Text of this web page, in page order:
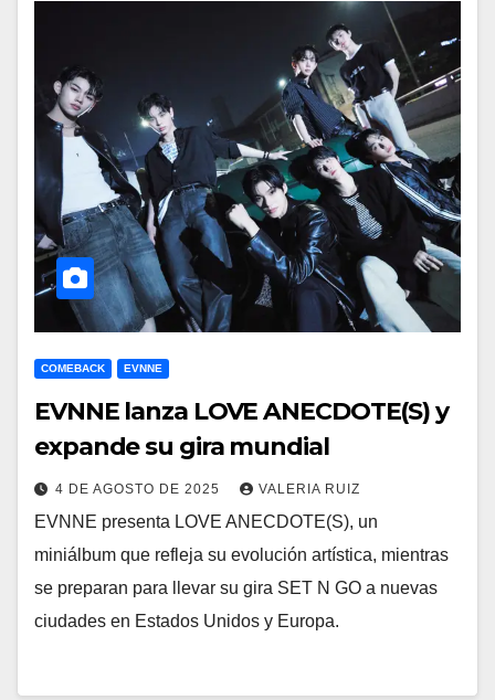
COMEBACK EVNNE
EVNNE lanza LOVE ANECDOTE(S) y
expande su gira mundial
4 DE AGOSTO DE 2025 VALERIA RUIZ
EVNNE presenta LOVE ANECDOTE(S), un
miniálbum que refleja su evolución artística, mientras
se preparan para llevar su gira SET N GO a nuevas
ciudades en Estados Unidos y Europa.